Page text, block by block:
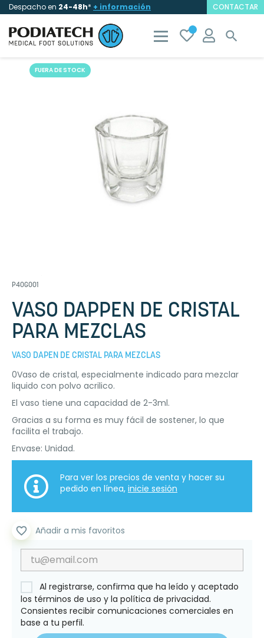
Despacho en 24-48h* + información CONTACTAR

FUERA DE STOCK
P40G001
VASO DAPPEN DE CRISTAL
PARA MEZCLAS
VASO DAPEN DE CRISTAL PARA MEZCLAS
0Vaso de cristal, especialmente indicado para mezclar
liquido con polvo acrilico.
El vaso tiene una capacidad de 2-3ml.
Gracias a su forma es muy fácil de sostener, lo que
facilita el trabajo.
Envase: Unidad.
Para ver los precios de venta y hacer su
pedido en línea, inicie sesión
Al registrarse, confirma que ha leído y aceptado
los términos de uso y la política de privacidad.
Consientes recibir comunicaciones comerciales en
base a tu perfil.
favorite_border Añadir a mis favoritos